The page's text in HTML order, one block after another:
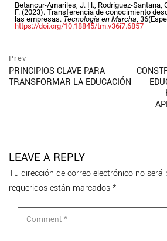
Betancur-Amariles, J. H., Rodríguez-Santana,
F. (2023). Transferencia de conocimiento
las empresas. Tecnología en Marcha,
https://doi.org/10.18845/tm.v36i7.6857
Prev
PRINCIPIOS CLAVE PARA
TRANSFORMAR LA EDUCACIÓN
LEAVE A REPLY
Tu dirección de correo electrónico no será
requeridos están marcados*